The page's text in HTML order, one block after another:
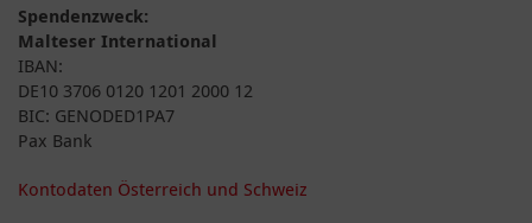
Spendenzweck:
Malteser International
IBAN:
DE10 3706 0120 1201 2000 12
BIC: GENODED1PA7
Pax Bank
Kontodaten Österreich und Schweiz